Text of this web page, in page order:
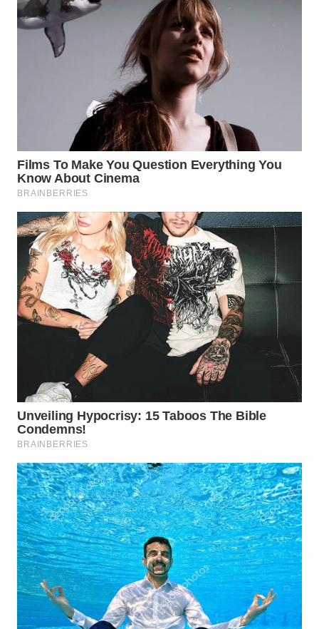
WAHANA
INFRASTRUKTUR
WAHANA
WAHANA
TRAVEL
WAHANA
TV
WAHANANEWS
ID
WAHANANEWS
WAHANANEWS
NET
WAHANA
SPORT
WAHANA
UMKM
WAHANA
SELEB
WAHANA
PERSONA